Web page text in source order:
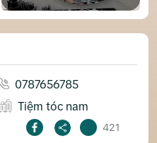
0787656785
Tiệm tóc nam
421